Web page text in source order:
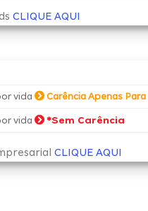
CLIQUE AQUI
vida Carência Apenas
vida *Sem Carência
CLIQUE AQUI